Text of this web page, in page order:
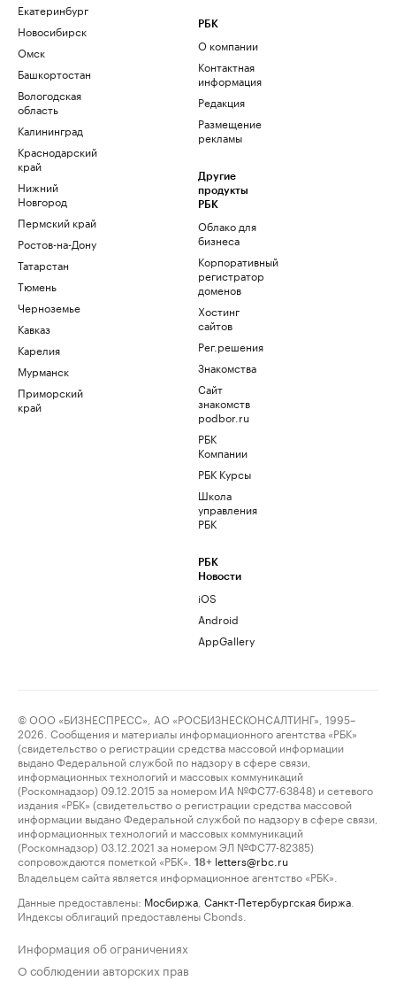
Екатеринбург
Новосибирск
Омск
Башкортостан
Вологодская
область
Калининград
Краснодарский
край
Нижний
Новгород
Пермский край
Ростов-на-Дону
Татарстан
Тюмень
Черноземье
Кавказ
Карелия
Мурманск
Приморский
край
РБК
О компании
Контактная
информация
Редакция
Размещение
рекламы
Другие
продукты
РБК
Облако для
бизнеса
Корпоративный
регистратор
доменов
Хостинг
сайтов
Рег.решения
Знакомства
Сайт
знакомств
podbor.ru
РБК
Компании
РБК Курсы
Школа
управления
РБК
РБК
Новости
iOS
Android
AppGallery
© ООО «БИЗНЕСПРЕСС», АО «РОСБИЗНЕСКОНСАЛТИНГ», 1995–
2026. Сообщения и материалы информационного агентства «РБК»
(свидетельство о регистрации средства массовой информации
выдано Федеральной службой по надзору в сфере связи,
информационных технологий и массовых коммуникаций
(Роскомнадзор) 09.12.2015 за номером ИА №ФС77-63848) и сетевого
издания «РБК» (свидетельство о регистрации средства массовой
информации выдано Федеральной службой по надзору в сфере связи,
информационных технологий и массовых коммуникаций
(Роскомнадзор) 03.12.2021 за номером ЭЛ №ФС77-82385)
сопровождаются пометкой «РБК».
18+ letters@rbc.ru
Владельцем сайта является информационное агентство «РБК».
Данные предоставлены: Мосбиржа Санкт-Петербургская биржа
Индексы облигаций предоставлены Cbonds.
Информация об ограничениях
О соблюдении авторских прав